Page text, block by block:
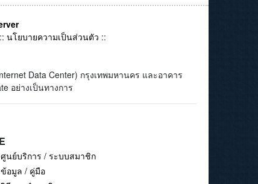
นโยบายความเป็นส่วนตัว ::
Data Center) กรุงเทพมหานคร และอาคาร
อย่างเป็นทางการ
ศูนย์บริการ / ระบบสมาชิก
ข้อมูล / คู่มือ